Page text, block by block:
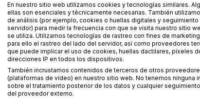
Analiza discursos de política lingüística y
y Paraguay, desde enfoques tanto
MÁS TÍTULOS DE
En nuestro sitio web utilizamos cookies y tecnologías similares.
ellas son esenciales y técnicamente necesarias. También
de análisis (por ejemplo, cookies o huellas digitales y
servidor) para medir la frecuencia con que se visita nuestro sitio
se utiliza. Utilizamos tecnologías de rastreo con fines de
para ello el rastreo del lado del servidor, así como proveedores
que puede implicar el uso de cookies, huellas dactilares, píxeles
direcciones IP en todos los dispositivos.
También incrustamos contenidos de terceros de otros
(plataformas de vídeo) en nuestro sitio web. No tenemos ninguna
sobre el tratamiento posterior de los datos y cualquier
del proveedor externo.